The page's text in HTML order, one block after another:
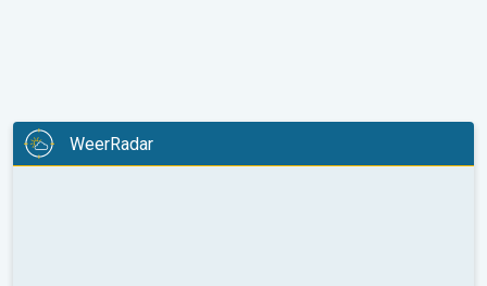
WeerRadar